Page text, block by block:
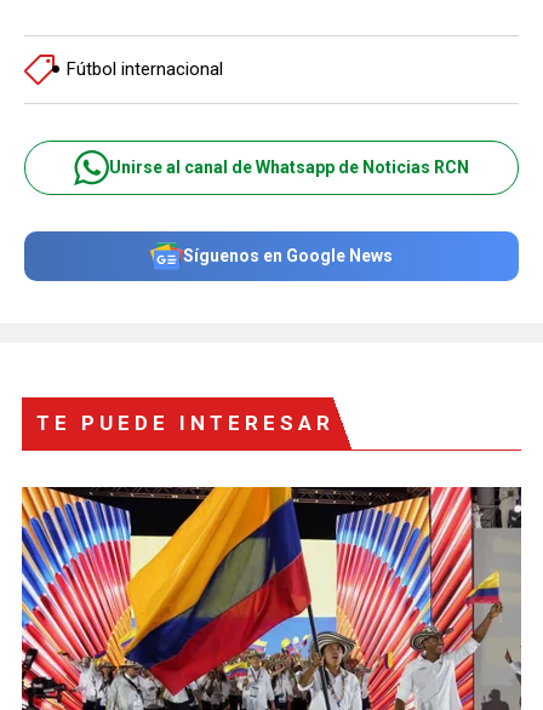
Fútbol internacional
Unirse al canal de Whatsapp de Noticias RCN
Síguenos en Google News
TE PUEDE INTERESAR